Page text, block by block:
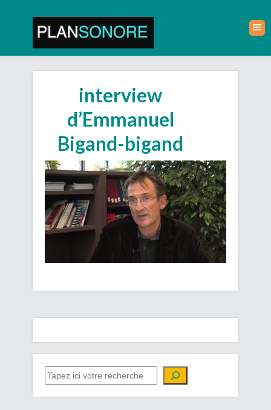
interview
d’Emmanuel
Bigand-bigand
QUE CHERCHEZ-VOUS ?